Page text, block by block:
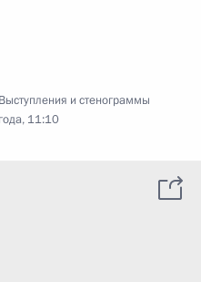
Выступления и стенограммы
11:10